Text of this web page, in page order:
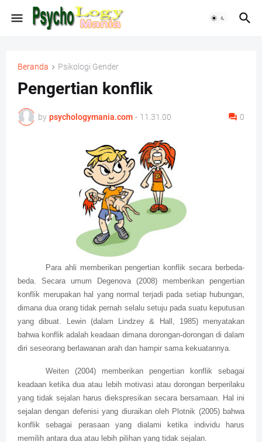
Beranda Psikologi Gender
Pengertian konflik
by psychologymania.com - 11.31.00 0
Para ahli memberikan pengertian konflik secara berbeda-
beda. Secara umum Degenova (2008) memberikan pengertian
konflik merupakan hal yang normal terjadi pada setiap hubungan,
dimana dua orang tidak pernah selalu setuju pada suatu keputusan
yang dibuat. Lewin (dalam Lindzey & Hall, 1985) menyatakan
bahwa konflik adalah keadaan dimana dorongan-dorongan di dalam
diri seseorang berlawanan arah dan hampir sama kekuatannya.
Weiten (2004) memberikan pengertian konflik sebagai
keadaan ketika dua atau lebih motivasi atau dorongan berperilaku
yang tidak sejalan harus diekspresikan secara bersamaan. Hal ini
sejalan dengan defenisi yang diuraikan oleh Plotnik (2005) bahwa
konflik sebagai perasaan yang dialami ketika individu harus
memilih antara dua atau lebih pilihan yang tidak sejalan.